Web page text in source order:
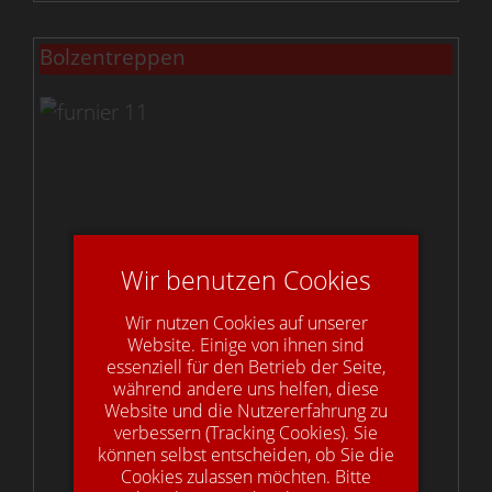
Bolzentreppen
Wir benutzen Cookies
Wir nutzen Cookies auf unserer
Website. Einige von ihnen sind
essenziell für den Betrieb der Seite,
während andere uns helfen, diese
Website und die Nutzererfahrung zu
verbessern (Tracking Cookies). Sie
können selbst entscheiden, ob Sie die
Cookies zulassen möchten. Bitte